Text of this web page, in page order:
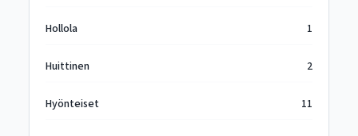
Hollola 1
Huittinen 2
Hyönteiset 11